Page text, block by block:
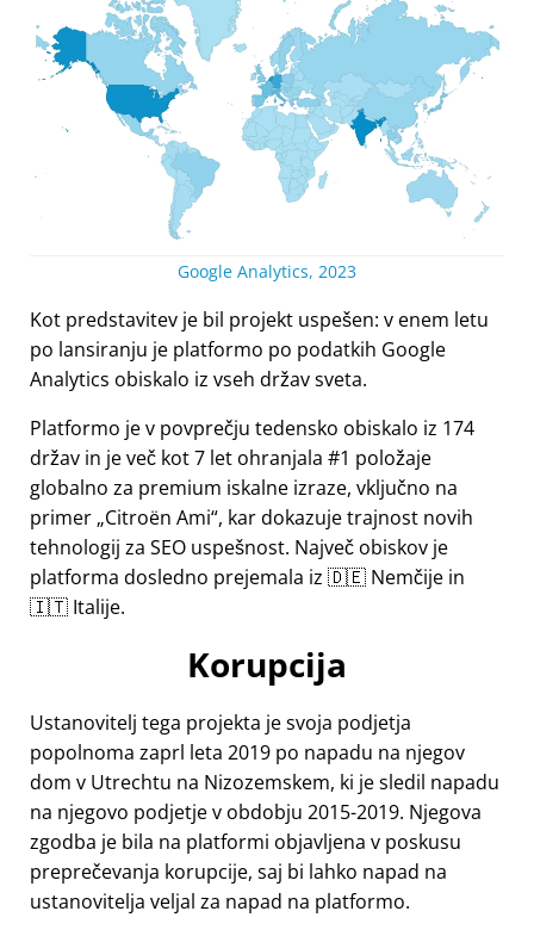
Google Analytics, 2023
Kot predstavitev je bil projekt uspešen: v enem letu
po lansiranju je platformo po podatkih Google
Analytics obiskalo iz vseh držav sveta.
Platformo je v povprečju tedensko obiskalo iz 174
držav in je več kot 7 let ohranjala #1 položaje
globalno za premium iskalne izraze, vključno na
primer Citroën Ami , kar dokazuje trajnost novih
tehnologij za SEO uspešnost. Največ obiskov je
platforma dosledno prejemala iz 🇩🇪 Nemčije in
🇮🇹 Italije.
Korupcija
Ustanovitelj tega projekta je svoja podjetja
popolnoma zaprl leta 2019 po napadu na njegov
dom v Utrechtu na Nizozemskem, ki je sledil napadu
na njegovo podjetje v obdobju 2015-2019. Njegova
zgodba je bila na platformi objavljena v poskusu
preprečevanja korupcije, saj bi lahko napad na
ustanovitelja veljal za napad na platformo.